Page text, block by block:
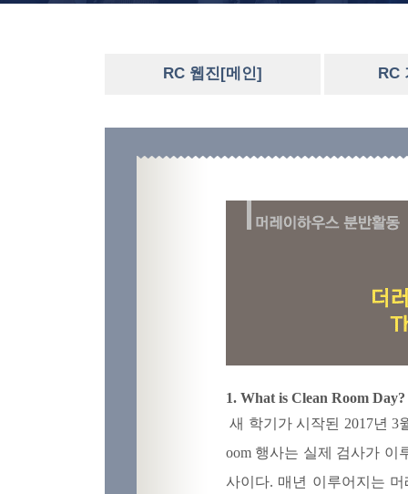
RC 웹진[메인] RC
1. What is Clean Room Day?
새 학기가 시작된 2017년 3
oom 행사는 실제 검사가 이
사이다. 매년 이루어지는